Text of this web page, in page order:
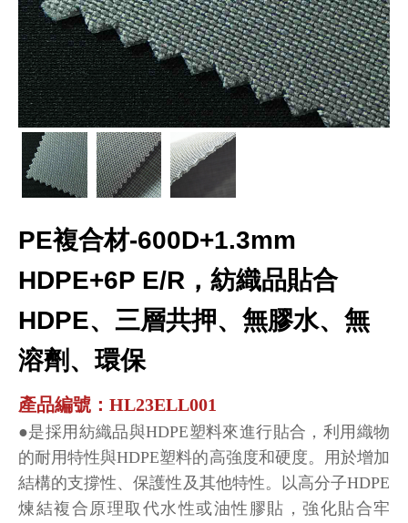
PE複合材-600D+1.3mm
HDPE+6P E/R，紡織品貼合
HDPE、三層共押、無膠水、無
溶劑、環保
產品編號：HL23ELL001
●是採用紡織品與HDPE塑料來進行貼合，利用織物
的耐用特性與HDPE塑料的高強度和硬度。用於增加
結構的支撐性、保護性及其他特性。以高分子HDPE
煉結複合原理取代水性或油性膠貼，強化貼合牢